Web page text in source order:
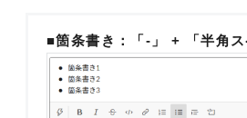
■箇条書き：「-」 + 「半角ス